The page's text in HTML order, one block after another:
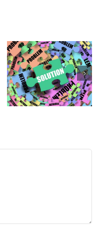
Druk,
druk,
druk